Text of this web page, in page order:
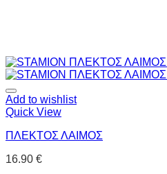
Add to wishlist
Quick View
ΠΛΕΚΤΟΣ ΛΑΙΜΟΣ
16.90 €